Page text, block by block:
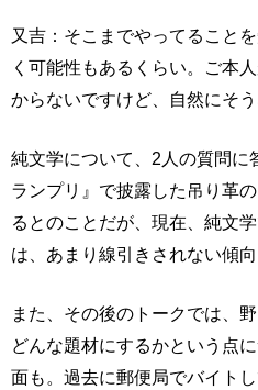
又吉：そこまでやってること
く可能性もあるくらい。ご本
からないですけど、自然にそ
純文学について、2人の質問に
ランプリ』で披露した吊り革
るとのことだが、現在、純文
は、あまり線引きされない傾
また、その後のトークでは、
どんな題材にするかという点
面も。過去に郵便局でバイト